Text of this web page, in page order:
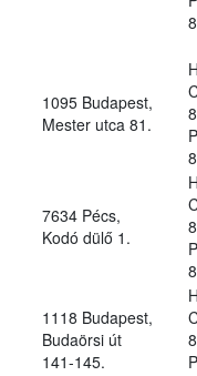
1095 Budapest,
Mester utca 81.
7634 Pécs,
Kodó dülő 1.
1118 Budapest,
Budaörsi út
141-145.